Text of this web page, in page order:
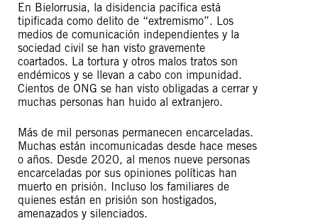
En Bielorrusia, la disidencia pacífica está
tipificada como delito de “extremismo”. Los
medios de comunicación independientes y la
sociedad civil se han visto gravemente
coartados. La tortura y otros malos tratos son
endémicos y se llevan a cabo con impunidad.
Cientos de ONG se han visto obligadas a cerrar y
muchas personas han huido al extranjero.
Más de mil personas permanecen encarceladas.
Muchas están incomunicadas desde hace meses
o años. Desde 2020, al menos nueve personas
encarceladas por sus opiniones políticas han
muerto en prisión. Incluso los familiares de
quienes están en prisión son hostigados,
amenazados y silenciados.